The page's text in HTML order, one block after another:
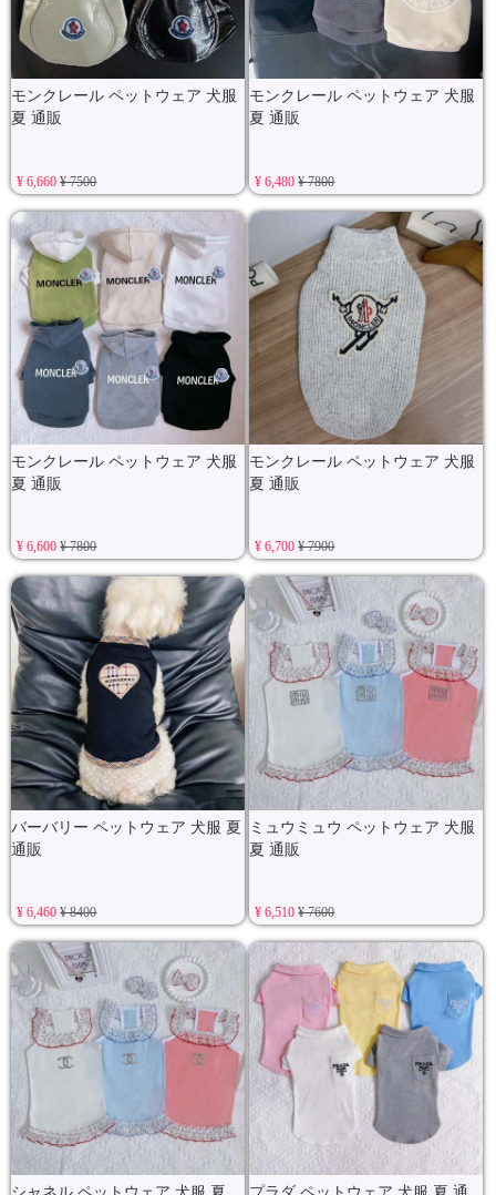
モンクレール ペットウェア 犬服
夏 通販
¥ 6,660¥ 7500
モンクレール ペットウェア 犬服
夏 通販
¥ 6,480¥ 7800
モンクレール ペットウェア 犬服
夏 通販
¥ 6,600¥ 7800
モンクレール ペットウェア 犬服
夏 通販
¥ 6,700¥ 7900
バーバリー ペットウェア 犬服 夏
通販
¥ 6,460¥ 8400
ミュウミュウ ペットウェア 犬服
夏 通販
¥ 6,510¥ 7600